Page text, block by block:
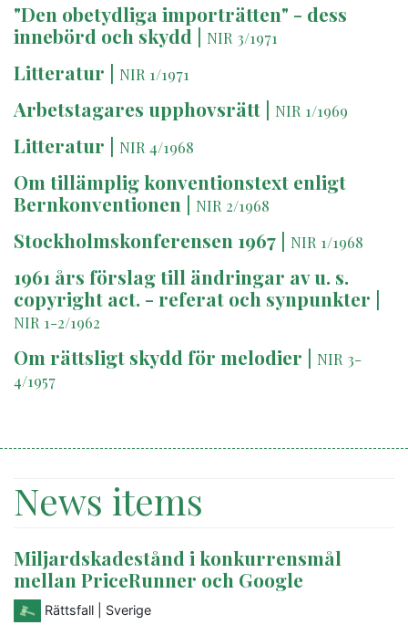
"Den obetydliga importrätten" - dess
innebörd och skydd | NIR 3/1971
Litteratur | NIR 1/1971
Arbetstagares upphovsrätt | NIR 1/1969
Litteratur | NIR 4/1968
Om tillämplig konventionstext enligt
Bernkonventionen | NIR 2/1968
Stockholmskonferensen 1967 | NIR 1/1968
1961 års förslag till ändringar av u. s.
copyright act. - referat och synpunkter |
NIR 1-2/1962
Om rättsligt skydd för melodier | NIR 3-
4/1957
News items
Miljardskadestånd i konkurrensmål
mellan PriceRunner och Google
Rättsfall | Sverige